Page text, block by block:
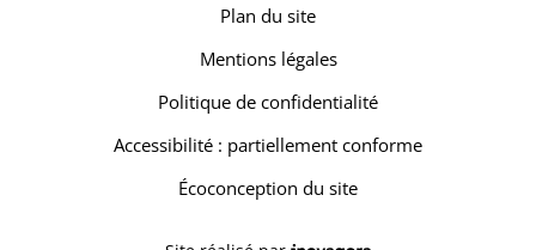
Plan du site
Mentions légales
Politique de confidentialité
Accessibilité : partiellement conforme
Écoconception du site